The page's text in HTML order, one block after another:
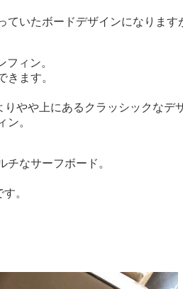
いたボードデザインになりま
ィン。
ます。
やや上にあるクラッシックなデ
ン。
なサーフボード。
。